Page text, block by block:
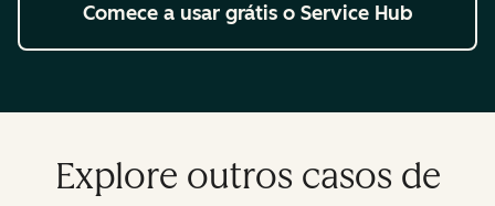
Comece a usar grátis o Service Hub
Explore outros casos de